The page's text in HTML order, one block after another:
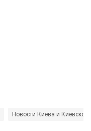
Новости Киева и Киевской